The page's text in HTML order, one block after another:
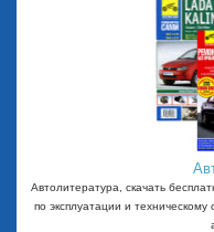
Автолитература, скачать
по эксплуатации и